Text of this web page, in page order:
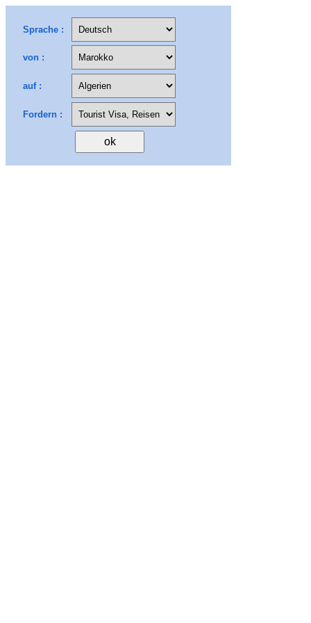
Sprache :
von :
auf :
Fordern :